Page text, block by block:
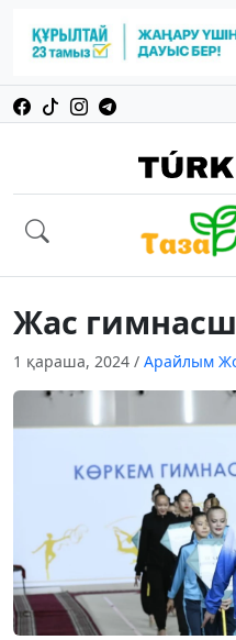
Жас
1 қараша, 2024 / Арайлым